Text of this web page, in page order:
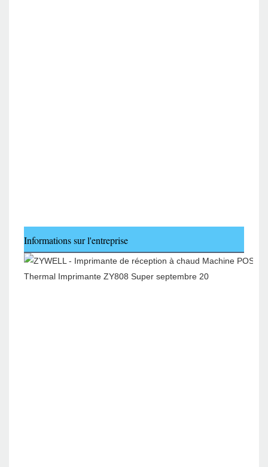
Informations sur l'entreprise